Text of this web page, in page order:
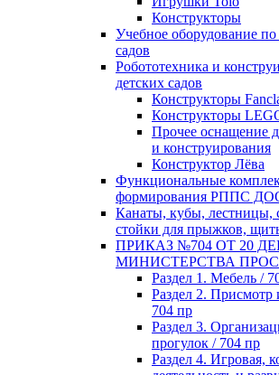
Конструкторы
Учебное оборудование
садов
Робототехника и
детских садов
Конструкторы
Конструкторы
Прочее оснащение
и конструирования
Конструктор Лёва
Функциональные
формирования РППС
Канаты, кубы, лестницы,
стойки для прыжков,
ПРИКАЗ №704 ОТ 20
МИНИСТЕРСТВА
Раздел 1. Мебель /
Раздел 2. Присмотр
704 пр
Раздел 3.
прогулок / 704 пр
Раздел 4. Игровая,